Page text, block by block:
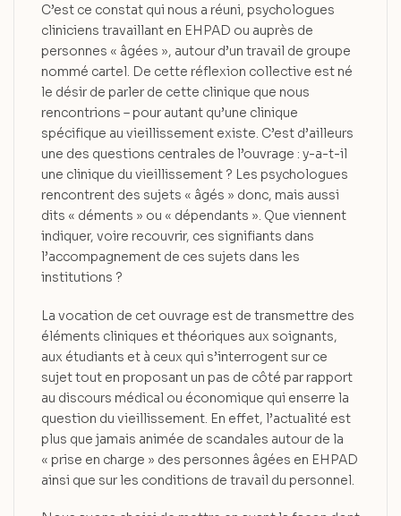
C’est ce constat qui nous a réuni, psychologues
cliniciens travaillant en EHPAD ou auprès de
personnes « âgées », autour d’un travail de groupe
nommé cartel. De cette réflexion collective est né
le désir de parler de cette clinique que nous
rencontrions – pour autant qu’une clinique
spécifique au vieillissement existe. C’est d’ailleurs
une des questions centrales de l’ouvrage : y-a-t-il
une clinique du vieillissement ? Les psychologues
rencontrent des sujets « âgés » donc, mais aussi
dits « déments » ou « dépendants ». Que viennent
indiquer, voire recouvrir, ces signifiants dans
l’accompagnement de ces sujets dans les
institutions ?
La vocation de cet ouvrage est de transmettre des
éléments cliniques et théoriques aux soignants,
aux étudiants et à ceux qui s’interrogent sur ce
sujet tout en proposant un pas de côté par rapport
au discours médical ou économique qui enserre la
question du vieillissement. En effet, l’actualité est
plus que jamais animée de scandales autour de la
« prise en charge » des personnes âgées en EHPAD
ainsi que sur les conditions de travail du personnel.